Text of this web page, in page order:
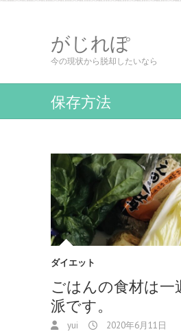
がじれぽ
今の現状から脱却したいなら
保存方法
ダイエット
ごはんの食材は一
派です。
yui
2020年6月11日